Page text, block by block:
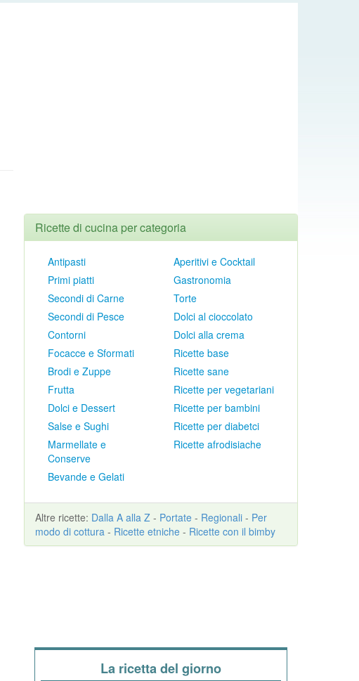
Ricette di cucina per categoria
Antipasti
Primi piatti
Secondi di Carne
Secondi di Pesce
Contorni
Focacce e Sformati
Brodi e Zuppe
Frutta
Dolci e Dessert
Salse e Sughi
Marmellate e
Conserve
Bevande e Gelati
Aperitivi e Cocktail
Gastronomia
Torte
Dolci al cioccolato
Dolci alla crema
Ricette base
Ricette sane
Ricette per vegetariani
Ricette per bambini
Ricette per diabetci
Ricette afrodisiache
Altre ricette: Dalla A alla Z - Portate - Regionali - Per
modo di cottura - Ricette etniche - Ricette con il bimby
La ricetta del giorno